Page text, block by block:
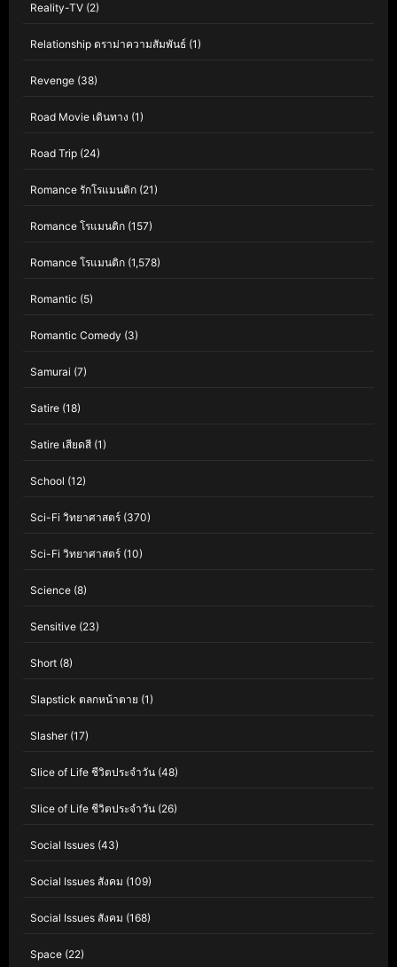
Reality-TV (2)
Relationship ดราม่าความสัมพันธ์ (1)
Revenge (38)
Road Movie เดินทาง (1)
Road Trip (24)
Romance รักโรแมนติก (21)
Romance โรแมนติก (157)
Romance โรแมนติก (1,578)
Romantic (5)
Romantic Comedy (3)
Samurai (7)
Satire (18)
Satire เสียดสี (1)
School (12)
Sci-Fi วิทยาศาสตร์ (370)
Sci-Fi วิทยาศาสตร์ (10)
Science (8)
Sensitive (23)
Short (8)
Slapstick ตลกหน้าตาย (1)
Slasher(17)
Slice of Life ชีวิตประจำวัน (48)
Slice of Life ชีวิตประจำวัน (26)
Social Issues (43)
Social Issues สังคม (109)
Social Issues สังคม (168)
Space (22)